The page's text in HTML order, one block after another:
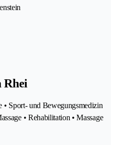
Rhei
• Sport- und Bewegungsmedizin
• Rehabilitation • Massage